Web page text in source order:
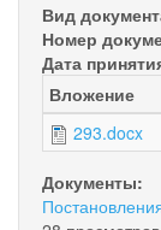
Вид
Номер
Дата
Вложение
293.docx
Документы: